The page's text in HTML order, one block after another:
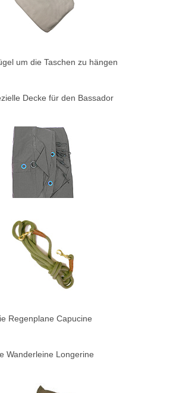
um die Taschen zu hängen
Decke für den Bassador
Regenplane Capucine
Wanderleine Longerine